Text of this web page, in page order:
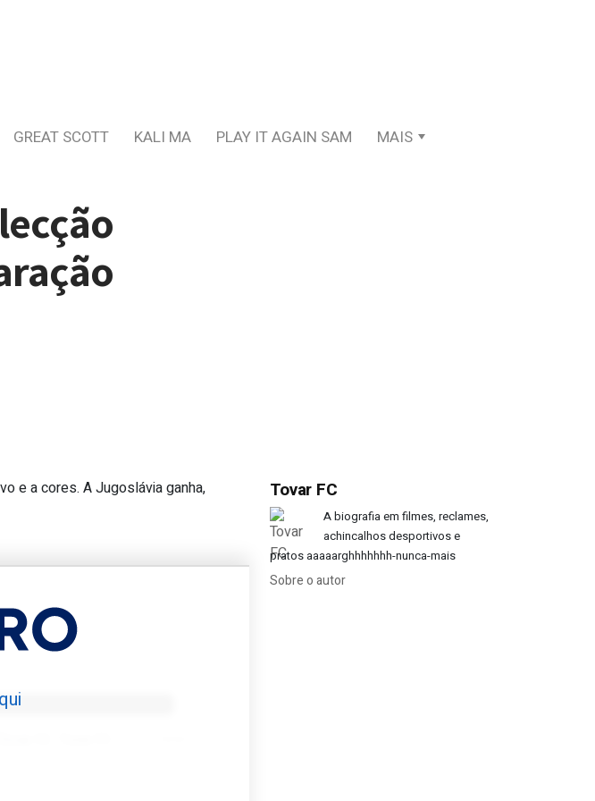
GREAT SCOTT KALI MA PLAY IT AGAIN SAM MAIS
jogo de preparação para o Mundial?
e a cores. A Jugoslávia ganha,
Tovar FC
A biografia em filmes, reclames,
achincalhos desportivos e
pratos aaaaarghhhhhhh-nunca-mais
Sobre o autor